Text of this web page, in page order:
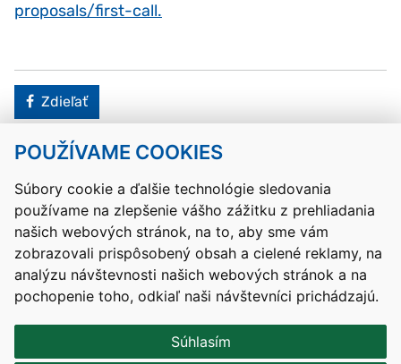
POUŽÍVAME COOKIES
Súbory cookie a ďalšie technológie sledovania
používame na zlepšenie vášho zážitku z prehliadania
našich webových stránok, na to, aby sme vám
zobrazovali prispôsobený obsah a cielené reklamy, na
analýzu návštevnosti našich webových stránok a na
pochopenie toho, odkiaľ naši návštevníci prichádzajú.
Súhlasím
proposals/first-call.
Facebook
Zdieľať
Kontakty Mapa stránky RSS
Vyhlásenie o prístupnosti
Nastavenia cookies
Prevádzkovateľom služby je Ministerstvo školstva, výskumu,
vývoja a mládeže Slovenskej republiky.